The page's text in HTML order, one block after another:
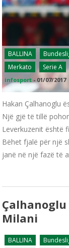
BALLINA
Merkato
Serie A
infosport - 01/07/2017
Hakan Çalhanoglu
Një gjë të tillë
Leverkuzenit është
Bëhet fjalë për një
janë në një fazë të
Milani
BALLINA